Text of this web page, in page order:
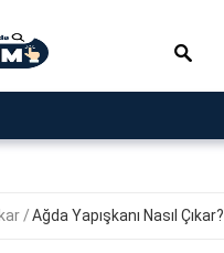
Ağda Yapışkanı Nasıl Çıkar?